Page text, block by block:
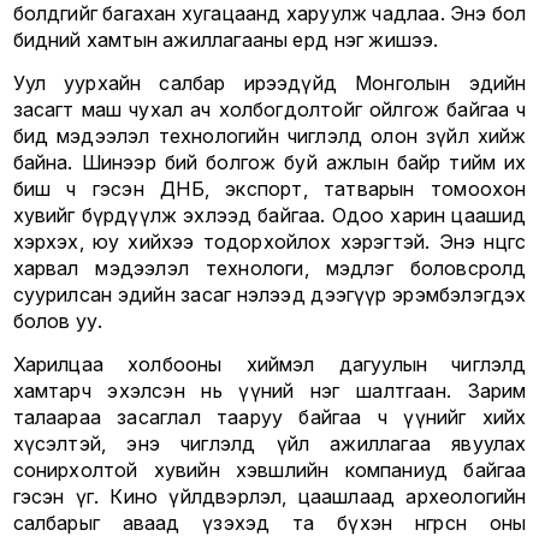
болдгийг багахан хугацаанд харуулж чадлаа. Энэ бол
бидний хамтын ажиллагааны ердөө нэг жишээ.
Уул уурхайн салбар ирээдүйд Монголын эдийн
засагт маш чухал ач холбогдолтойг ойлгож байгаа ч
бид мэдээлэл технологийн чиглэлд олон зүйл хийж
байна. Шинээр бий болгож буй ажлын байр тийм их
биш ч гэсэн ДНБ, экспорт, татварын томоохон
хувийг бүрдүүлж эхлээд байгаа. Одоо харин цаашид
хэрхэх, юу хийхээ тодорхойлох хэрэгтэй. Энэ өнцгөөс
харвал мэдээлэл технологи, мэдлэг боловсролд
суурилсан эдийн засаг нэлээд дээгүүр эрэмбэлэгдэх
болов уу.
Харилцаа холбооны хиймэл дагуулын чиглэлд
хамтарч эхэлсэн нь үүний нэг шалтгаан. Зарим
талаараа засаглал тааруу байгаа ч үүнийг хийх
хүсэлтэй, энэ чиглэлд үйл ажиллагаа явуулах
сонирхолтой хувийн хэвшлийн компаниуд байгаа
гэсэн үг. Кино үйлдвэрлэл, цаашлаад археологийн
салбарыг аваад үзэхэд та бүхэн өнгөрсөн оны